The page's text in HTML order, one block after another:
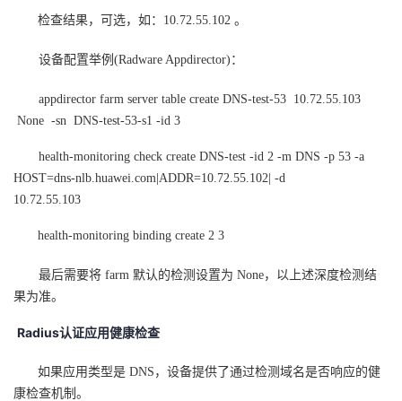
检查结果，可选，如：10.72.55.102 。
设备配置举例(Radware Appdirector)：
appdirector farm server table create DNS-test-53 10.72.55.103
None -sn DNS-test-53-s1 -id 3
health-monitoring check create DNS-test -id 2 -m DNS -p 53 -a
HOST=dns-nlb.huawei.com|ADDR=10.72.55.102| -d
10.72.55.103
health-monitoring binding create 2 3
最后需要将 farm 默认的检测设置为 None，以上述深度检测结
果为准。
Radius认证应用健康检查
如果应用类型是 DNS，设备提供了通过检测域名是否响应的健
康检查机制。